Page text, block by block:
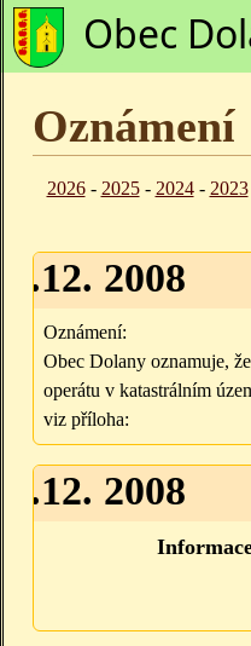
Obec
Oznámení
2026- 2025- 2024- 2023
2008
Oznámení:
Obec Dolany oznamuje,
operátu v katastrálním
viz příloha:
2008